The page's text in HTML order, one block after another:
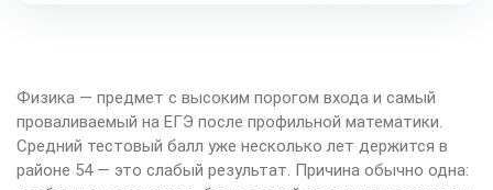
Физика — предмет с высоким порогом входа и самый
проваливаемый на ЕГЭ после профильной математики.
Средний тестовый балл уже несколько лет держится в
районе 54 — это слабый результат. Причина обычно одна: